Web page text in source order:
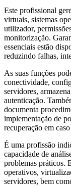
Este profissional
virtuais, sistemas
utilizador,
monitorização.
essenciais estão
reduzindo falhas,
As suas funções
conectividade,
servidores,
autenticação.
documenta
implementação de
recuperação em
É uma profissão
capacidade de
problemas práticos.
operativos,
servidores, bem